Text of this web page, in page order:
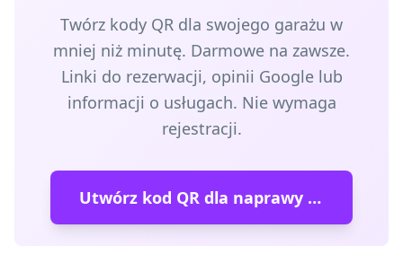
Twórz kody QR dla swojego garażu w
mniej niż minutę. Darmowe na zawsze.
Linki do rezerwacji, opinii Google lub
informacji o usługach. Nie wymaga
rejestracji.
Utwórz kod QR dla naprawy samochodu